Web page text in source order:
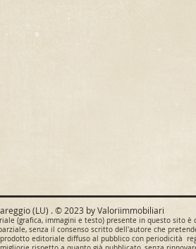
(LU) . © 2023 by Valoriimmobiliari
(grafica, immagini e testo) presente in questo sito
senza il consenso scritto dell'autore che
editoriale diffuso al pubblico con periodicità